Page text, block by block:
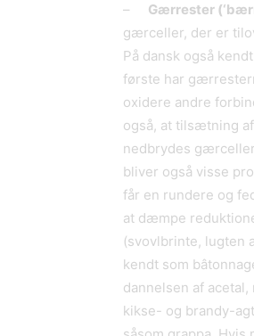
– Gærrester (‘bæ
gærceller, der er
På dansk også
første har
oxidere andre
også, at tilsætning
nedbrydes
bliver også visse
får en rundere og
at dæmpe
(svovlbrinte, lugten
kendt som
dannelsen af
kikse- og brandy-